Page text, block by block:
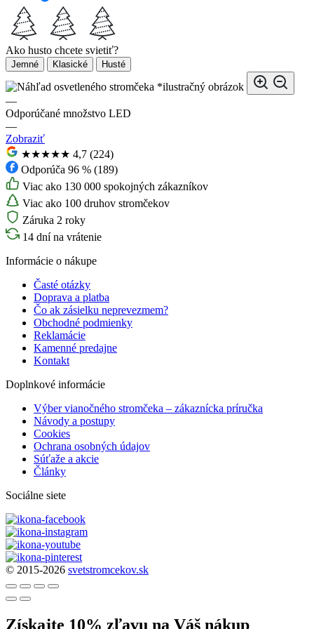
Ako husto chcete svietiť?
Jemné Klasické Husté
*ilustračný obrázok
—
Odporúčané množstvo LED
—
Zobraziť
★★★★★ 4,7 (224)
Odporúča 96 % (189)
Viac ako 130 000 spokojných zákazníkov
Viac ako 100 druhov stromčekov
Záruka 2 roky
14 dní na vrátenie
Informácie o nákupe
Časté otázky
Doprava a platba
Čo ak zásielku neprevezmem?
Obchodné podmienky
Reklamácie
Kamenné predajne
Kontakt
Doplnkové informácie
Výber vianočného stromčeka – zákaznícka príručka
Návody a postupy
Cookies
Ochrana osobných údajov
Súťaže a akcie
Články
Sociálne siete
© 2015-2026 svetstromcekov.sk
Získajte 10% zľavu na Váš nákup